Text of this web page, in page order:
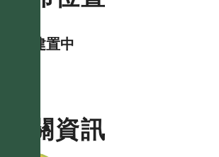
資料建置中
相關資訊